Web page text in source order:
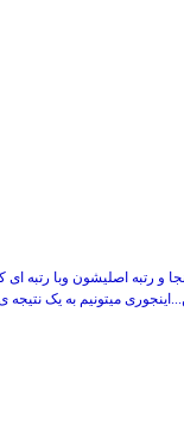
و رتبه اصلیشون وبا رتبه ای
میتونیم به یک